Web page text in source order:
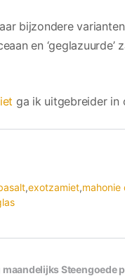
bijzondere
en
ga ik uitgebreider in
,exotzamiet,mahonie
Steengoede